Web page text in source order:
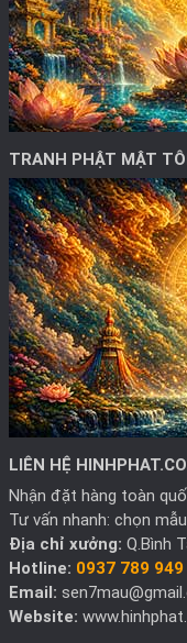
TRANH PHẬT MẬT
LIÊN HỆ
Nhận đặt hàng toàn
Tư vấn nhanh: chọn
Địa chỉ xưởng: Q.Bình
Hotline: 0937 789 949
Email:
Website: